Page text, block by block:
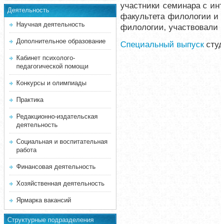
Деятельность
Научная деятельность
Дополнительное образование
Кабинет психолого-
педагогической помощи
Конкурсы и олимпиады
Практика
Редакционно-издательская
деятельность
Социальная и воспитательная
работа
Финансовая деятельность
Хозяйственная деятельность
Ярмарка вакансий
Структурные подразделения
участники семинара с
факультета филологии
филологии,
Специальный выпуск